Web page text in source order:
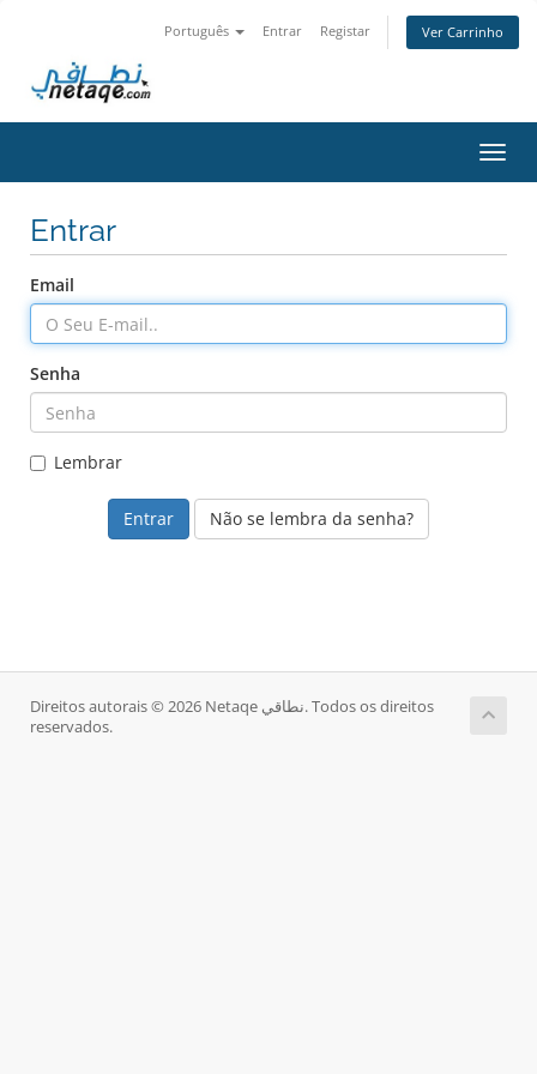
Português Entrar Registar Ver Carrinho
Entrar
Email
Senha
Lembrar
Não se lembra da senha?
Direitos autorais © 2026 Netaqe نطاقي. Todos os direitos
reservados.